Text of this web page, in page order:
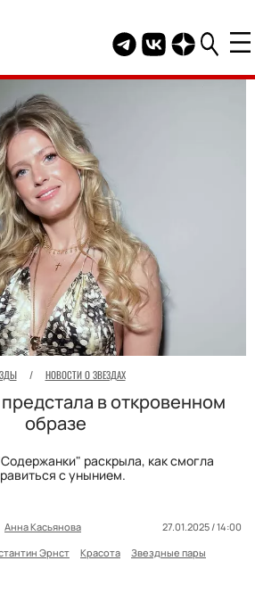
Telegram канал
Группа HELLO
Канал
/ НОВОСТИ О ЗВЕЗДАХ
в откровенном
образе
раскрыла, как смогла
с унынием.
Анна Касьянова
27.01.2025 / 14:00
Эрнст Красота Звездные пары